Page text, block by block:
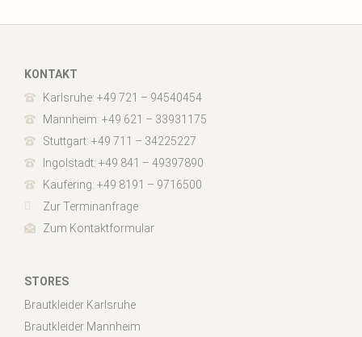
KONTAKT
Karlsruhe: +49 721 – 94540454
Mannheim: +49 621 – 33931175
Stuttgart: +49 711 – 34225227
Ingolstadt: +49 841 – 49397890
Kaufering: +49 8191 – 9716500
Zur Terminanfrage
Zum Kontaktformular
STORES
Brautkleider Karlsruhe
Brautkleider Mannheim